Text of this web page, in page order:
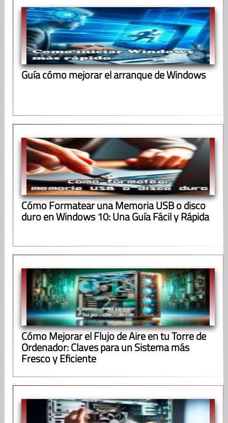
Guía cómo mejorar el arranque de Windows
Cómo Formatear una Memoria USB o disco
duro en Windows 10: Una Guía Fácil y Rápida
Cómo Mejorar el Flujo de Aire en tu Torre de
Ordenador: Claves para un Sistema más
Fresco y Eficiente